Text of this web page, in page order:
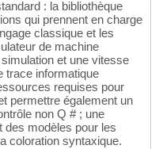
: la bibliothèque
qui prennent en charge
classique et les
de machine
et une vitesse
trace informatique
requises pour
permettre également un
non Q # ; une
des modèles pour les
coloration syntaxique.